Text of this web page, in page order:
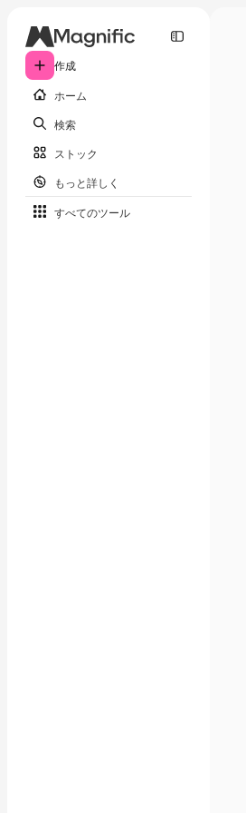
作成
ホーム
検索
ストック
もっと詳しく
すべてのツール